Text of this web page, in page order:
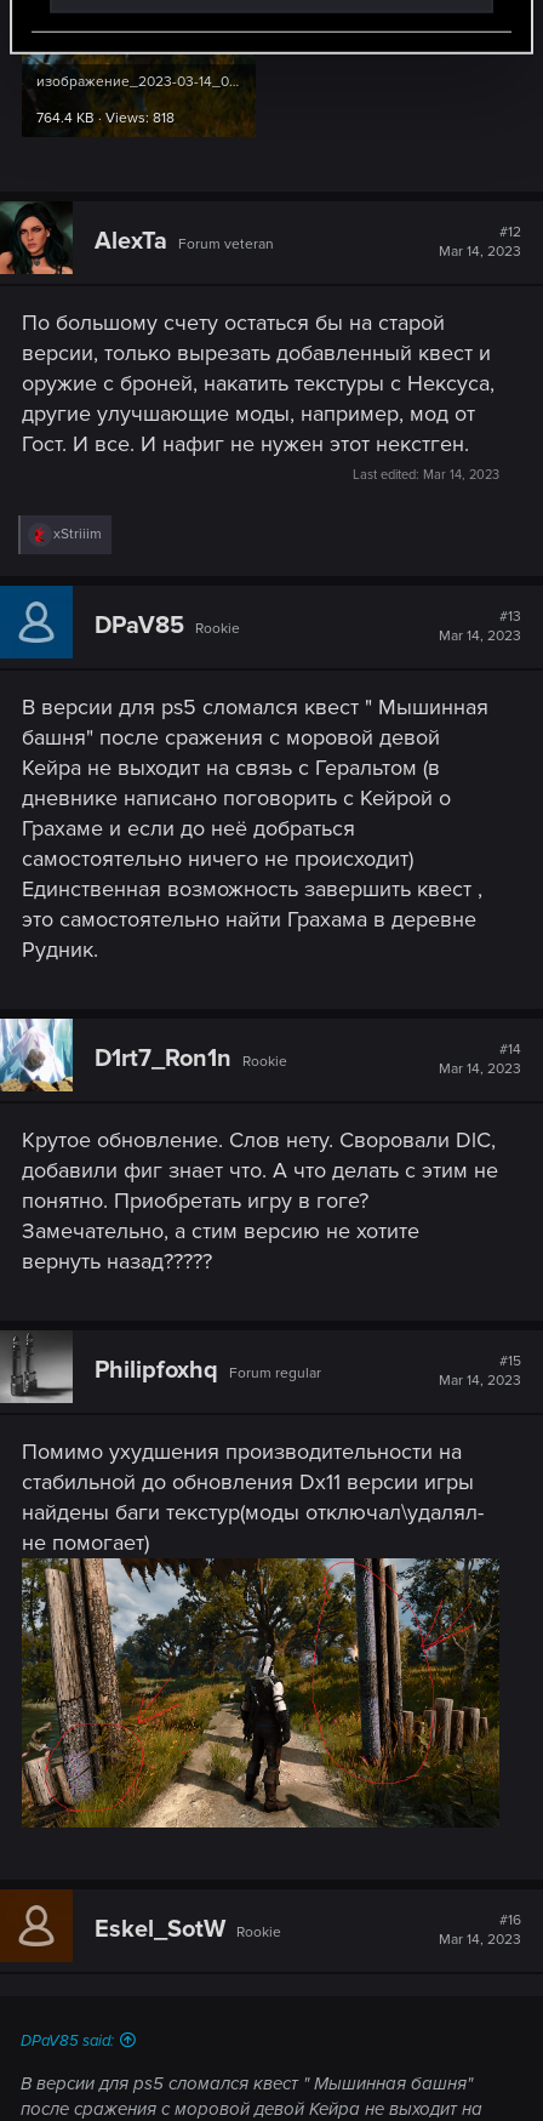
изображение_2023-03-14_084211631.png
764.4 KB · Views: 818
AlexTa Forum veteran
#12
Mar 14, 2023
По большому счету остаться бы на старой
версии, только вырезать добавленный квест и
оружие с броней, накатить текстуры с Нексуса,
другие улучшающие моды, например, мод от
Гост. И все. И нафиг не нужен этот некстген.
Last edited: Mar 14, 2023
R
e
c
i
:
xStriiim
DPaV85 Rookie
#13
Mar 14, 2023
В версии для ps5 сломался квест " Мышинная
башня" после сражения с моровой девой
Кейра не выходит на связь с Геральтом (в
дневнике написано поговорить с Кейрой о
Грахаме и если до неё добраться
самостоятельно ничего не происходит)
Единственная возможность завершить квест ,
это самостоятельно найти Грахама в деревне
Рудник.
D1rt7_Ron1n Rookie
#14
Mar 14, 2023
Крутое обновление. Слов нету. Своровали DlC,
добавили фиг знает что. А что делать с этим не
понятно. Приобретать игру в гоге?
Замечательно, а стим версию не хотите
вернуть назад?????
Philipfoxhq Forum regular
#15
Mar 14, 2023
Помимо ухудшения производительности на
стабильной до обновления Dx11 версии игры
найдены баги текстур(моды отключал\удалял-
не помогает)
Eskel_SotW Rookie
#16
Mar 14, 2023
DPaV85 said:
В версии для ps5 сломался квест " Мышинная башня"
после сражения с моровой девой Кейра не выходит на